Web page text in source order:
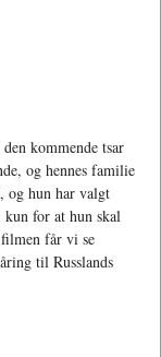
kommende tsar
og hennes familie
og hun har valgt
for at hun skal
får vi se
til Russlands